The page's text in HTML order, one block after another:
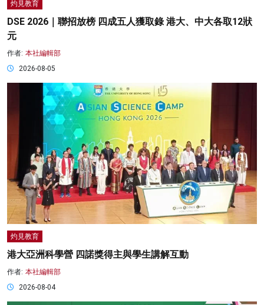
灼見教育
DSE 2026｜聯招放榜 四成五人獲取錄 港大、中大各取12狀
元
作者: 本社編輯部
2026-08-05
灼見教育
港大亞洲科學營 四諾獎得主與學生講解互動
作者: 本社編輯部
2026-08-04